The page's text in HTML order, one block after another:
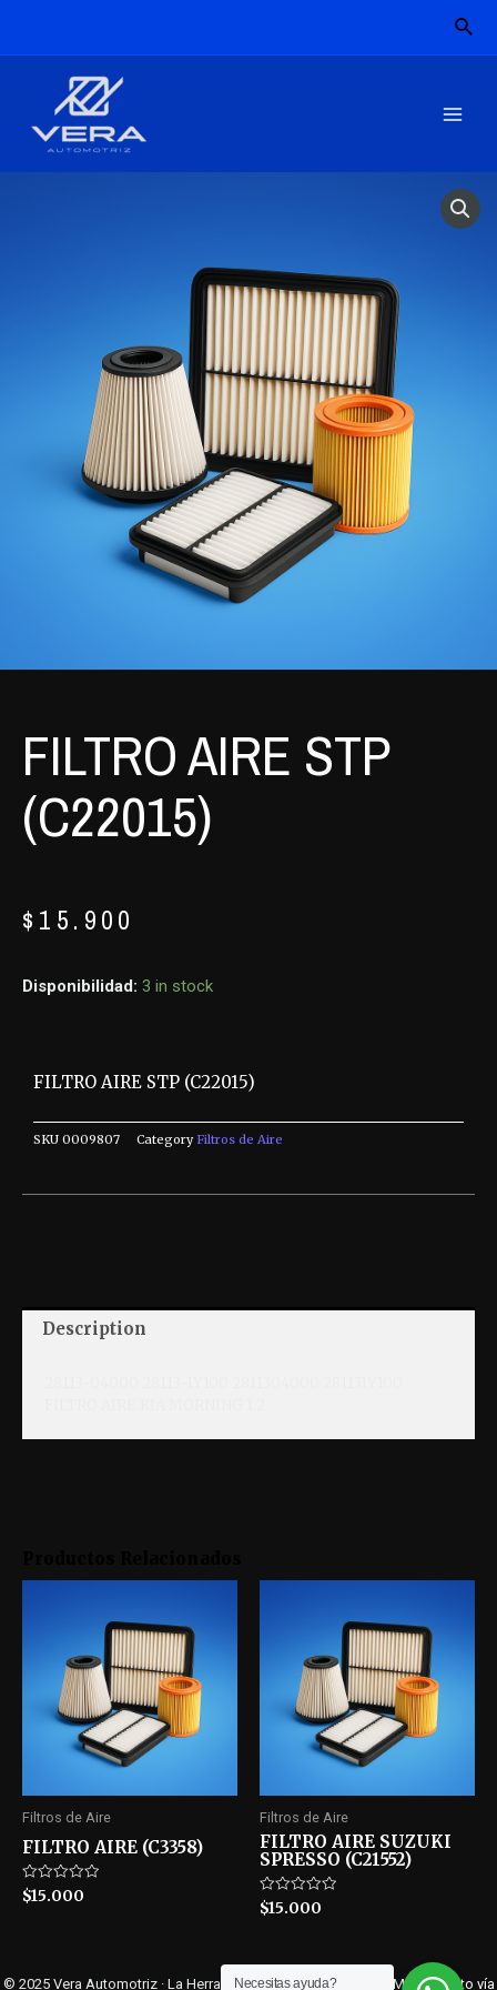
FILTRO AIRE STP
(C22015)
$ 15.900
Disponibilidad: 3 in stock
Filtros de Aire
FILTRO AIRE (C3358)
Rated
0
$15.000
Filtros de Aire
FILTRO AIRE SUZUKI
SPRESSO (C21552)
Rated
0
$15.000
FILTRO AIRE STP (C22015)
SKU 0009807 Category Filtros de Aire
Description
© 2025 Vera Automotriz · La Herradura 5355, Isla de Maipo, RM · Contacto vía
Necesitas ayuda?